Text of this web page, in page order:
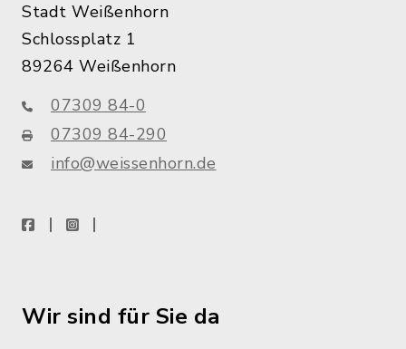
Stadt Weißenhorn
Schlossplatz 1
89264 Weißenhorn
07309 84-0
07309 84-290
info@weissenhorn.de
facebookinstagram
Wir sind für Sie da